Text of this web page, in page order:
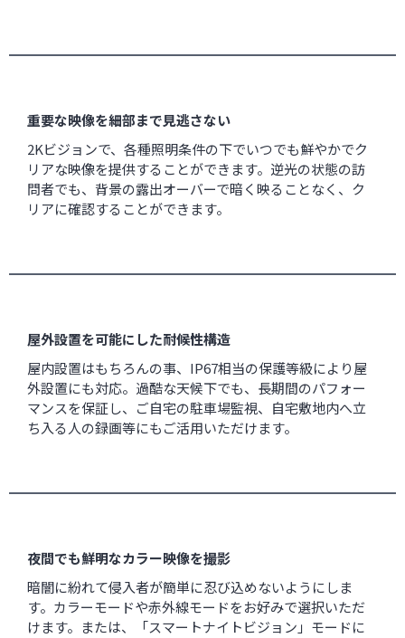
重要な映像を細部まで見逃さない
2Kビジョンで、各種照明条件の下でいつでも鮮やかでク
リアな映像を提供することができます。逆光の状態の訪
問者でも、背景の露出オーバーで暗く映ることなく、ク
リアに確認することができます。
屋外設置を可能にした耐候性構造
屋内設置はもちろんの事、IP67相当の保護等級により屋
外設置にも対応。過酷な天候下でも、長期間のパフォー
マンスを保証し、ご自宅の駐車場監視、自宅敷地内へ立
ち入る人の録画等にもご活用いただけます。
夜間でも鮮明なカラー映像を撮影
暗闇に紛れて侵入者が簡単に忍び込めないようにしま
す。カラーモードや赤外線モードをお好みで選択いただ
けます。または、「スマートナイトビジョン」モードに